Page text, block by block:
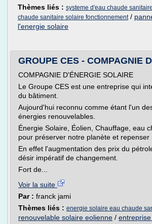
Thèmes liés : systeme d'eau chaude
chaude sanitaire solaire fonctionnement/
l'energie solaire
GROUPE CES - COMPAGNIE
COMPAGNIE D'ÉNERGIE SOLAIRE
Le Groupe CES est une entreprise qui
du bâtiment.
Aujourd'hui reconnu comme étant l'un
énergies renouvelables.
Énergie Solaire, Éolien, Chauffage, eau
pour préserver notre planète et repenser
En effet l'augmentation des prix du
désir impératif de changement.
Fort de...
Voir la suite
Par : franck jami
Thèmes liés : energie solaire eau chaude
renouvelable solaire eolienne /